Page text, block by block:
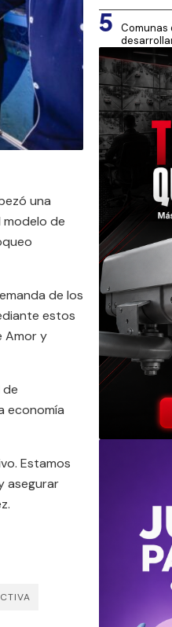
una
de
de los
estos
Amor y
de
economía
Estamos
asegurar
5
Comunas